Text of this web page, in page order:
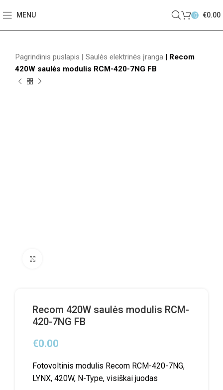
MENU 0 €0.00
Pagrindinis puslapis | Saulės elektrinės įranga | Recom
420W saulės modulis RCM-420-7NG FB
Recom 420W saulės modulis RCM-
420-7NG FB
€0.00
Fotovoltinis modulis Recom RCM-420-7NG,
LYNX, 420W, N-Type, visiškai juodas